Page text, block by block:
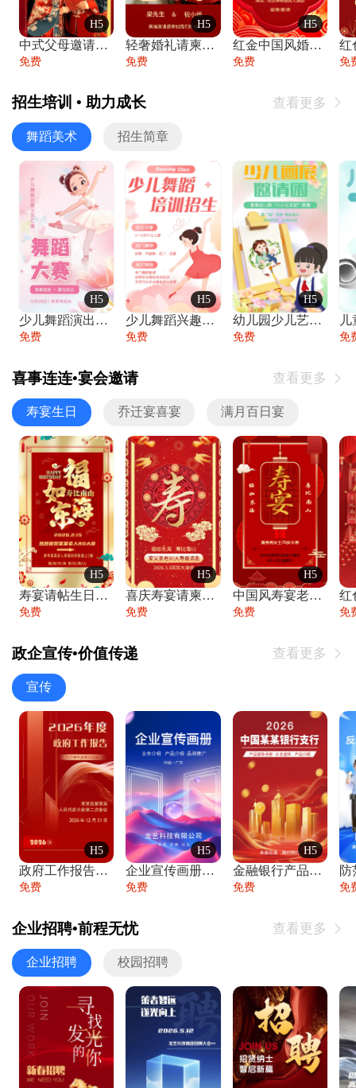
H5
中式父母邀请函婚礼结婚请柬请贴父母邀请方
免费
H5
轻奢婚礼请柬婚礼邀请函结婚照请帖
免费
H5
红金中国风婚礼请柬出阁喜宴嫁女请帖出阁宴
免费 免
招生培训 • 助力成长 查看更多 
舞蹈美术 招生简章
H5
少儿舞蹈演出舞蹈比赛跳舞大赛文艺汇演活动
免费
H5
少儿舞蹈兴趣班艺术培训学校招生宣传
免费
H5
幼儿园少儿艺术展览绘画展摄影作品展美术展
免费 免
喜事连连•宴会邀请 查看更多 
寿宴生日 乔迁宴喜宴 满月百日宴
H5
寿宴请帖生日宴邀请函老人寿星生日快乐祝寿
免费
H5
喜庆寿宴请柬老人生日宴会邀请函请柬过大寿
免费
H5
中国风寿宴老人生日宴会邀请函寿宴请帖请柬
免费 免
政企宣传•价值传递 查看更多 
宣传
H5
政府工作报告政府年终工作总结
免费
H5
企业宣传画册公司简介产品介绍业务宣传手册
免费
H5
金融银行产品宣传手册企业宣传产品介绍
免费
防
免
企业招聘•前程无忧 查看更多 
企业招聘 校园招聘